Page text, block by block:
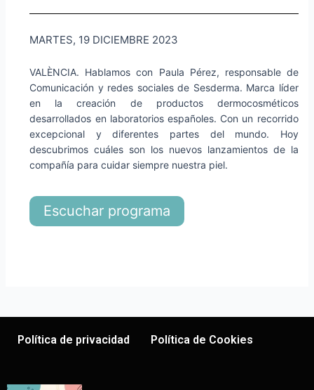
MARTES, 19 DICIEMBRE 2023
VALÈNCIA. Hablamos con Paula Pérez, responsable de
Comunicación y redes sociales de Sesderma. Marca líder
en la creación de productos dermocosméticos
desarrollados en laboratorios españoles. Con un recorrido
excepcional y diferentes partes del mundo. Hoy
descubrimos cuáles son los nuevos lanzamientos de la
compañía para cuidar siempre nuestra piel.
Escuchar programa
Política de privacidad Política de Cookies